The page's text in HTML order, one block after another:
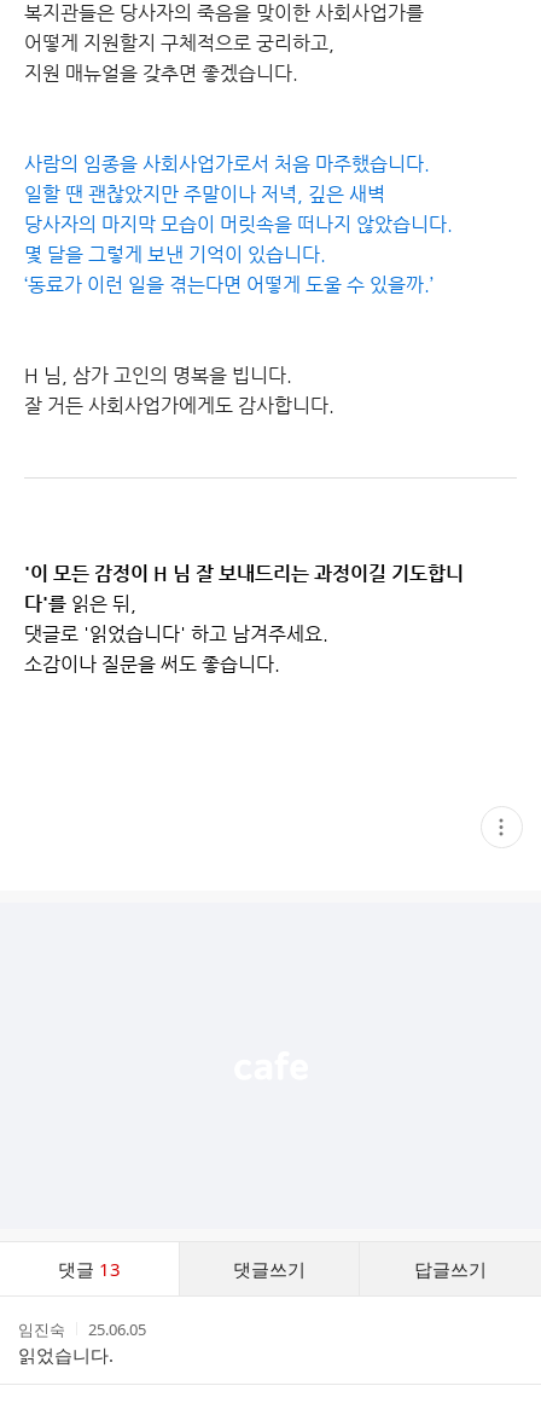
복지관들은 당사자의 죽음을 맞이한 사회사업가를
어떻게 지원할지 구체적으로 궁리하고,
지원 매뉴얼을 갖추면 좋겠습니다.
사람의 임종을 사회사업가로서 처음 마주했습니다.
일할 땐 괜찮았지만 주말이나 저녁, 깊은 새벽
당사자의 마지막 모습이 머릿속을 떠나지 않았습니다.
몇 달을 그렇게 보낸 기억이 있습니다.
‘동료가 이런 일을 겪는다면 어떻게 도울 수 있을까.’
H 님, 삼가 고인의 명복을 빕니다.
잘 거든 사회사업가에게도 감사합니다.
'이 모든 감정이 H 님 잘 보내드리는 과정이길 기도합니
다'를 읽은 뒤,
댓글로 '읽었습니다' 하고 남겨주세요.
소감이나 질문을 써도 좋습니다.
현
재
댓글 13 댓글쓰기 답글쓰기
스
작
성
자
임진숙
작
성
시
간
25.06.05
읽었습니다.